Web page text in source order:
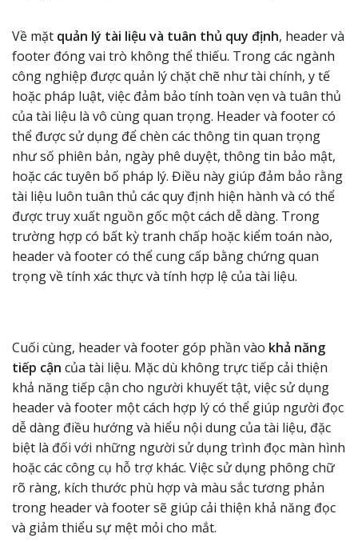
Về mặt quản lý tài liệu và tuân thủ quy định, header và
footer đóng vai trò không thể thiếu. Trong các ngành
công nghiệp được quản lý chặt chẽ như tài chính, y tế
hoặc pháp luật, việc đảm bảo tính toàn vẹn và tuân thủ
của tài liệu là vô cùng quan trọng. Header và footer có
thể được sử dụng để chèn các thông tin quan trọng
như số phiên bản, ngày phê duyệt, thông tin bảo mật,
hoặc các tuyên bố pháp lý. Điều này giúp đảm bảo rằng
tài liệu luôn tuân thủ các quy định hiện hành và có thể
được truy xuất nguồn gốc một cách dễ dàng. Trong
trường hợp có bất kỳ tranh chấp hoặc kiểm toán nào,
header và footer có thể cung cấp bằng chứng quan
trọng về tính xác thực và tính hợp lệ của tài liệu.
Cuối cùng, header và footer góp phần vào khả năng
tiếp cận của tài liệu. Mặc dù không trực tiếp cải thiện
khả năng tiếp cận cho người khuyết tật, việc sử dụng
header và footer một cách hợp lý có thể giúp người đọc
dễ dàng điều hướng và hiểu nội dung của tài liệu, đặc
biệt là đối với những người sử dụng trình đọc màn hình
hoặc các công cụ hỗ trợ khác. Việc sử dụng phông chữ
rõ ràng, kích thước phù hợp và màu sắc tương phản
trong header và footer sẽ giúp cải thiện khả năng đọc
và giảm thiểu sự mệt mỏi cho mắt.